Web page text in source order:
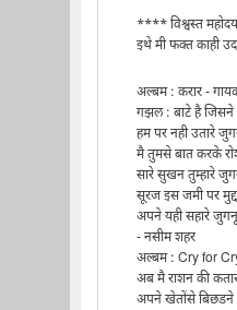
**** विश्वस्त
इथे मी फक्त काही
अल्बम : करार -
गझल : बाटे है जिसने
हम पर नही उतारे
मै तुमसे बात करके
सारे सुखन तुम्हारे
सूरज इस जमी पर
अपने यही सहारे जुगनू
- नसीम शहर
अल्बम : Cry for
अब मै राशन की
अपने खेतोंसे बिछडने